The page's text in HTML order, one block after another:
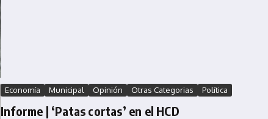
Economía Municipal Opinión Otras Categorias Política
Informe | ‘Patas cortas’ en el HCD